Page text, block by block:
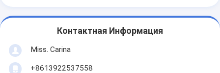
Контактная Информация
Miss. Carina
+8613922537558